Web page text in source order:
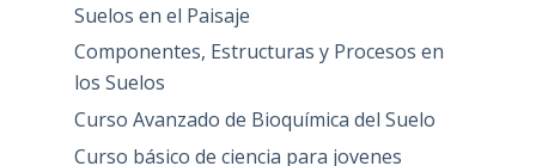
Suelos en el Paisaje
Componentes, Estructuras y Procesos en
los Suelos
Curso Avanzado de Bioquímica del Suelo
Curso básico de ciencia para jovenes